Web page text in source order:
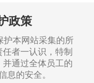
政策
护本网站采集的所
者一认识，特制
通过全体员工的
息的安全。